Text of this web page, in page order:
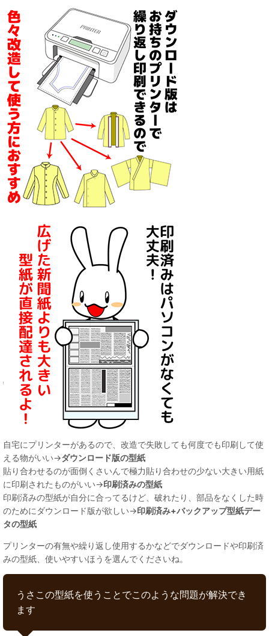
自宅にプリンターがあるので、改造で失敗しても何度でも印刷して使
える物がいい→ダウンロード版の型紙
貼り合わせるのが面倒くさいんで極力貼り合わせの少ない大きい用紙
に印刷されたものがいい→印刷済みの型紙
印刷済みの型紙が自分に合ってるけど、破れたり、部品をなくした時
のためにダウンロード版が欲しい→印刷済み+バックアップ型紙デー
タの型紙
プリンターの有無や繰り返し使用するかなどでダウンロードや印刷済
みの型紙、使いやすいほうを選んでくださいね。
うさこの型紙を使うことでこのような問題が解決でき
ます